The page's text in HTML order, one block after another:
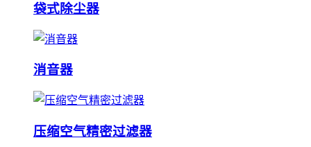
袋式除尘器
消音器
压缩空气精密过滤器